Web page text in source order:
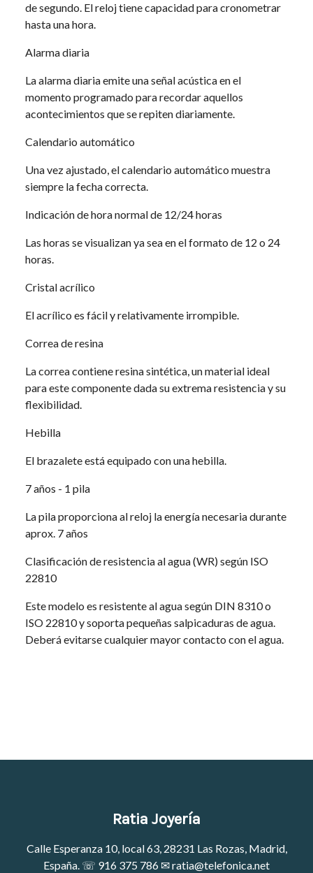
de segundo. El reloj tiene capacidad para cronometrar
hasta una hora.
Alarma diaria
La alarma diaria emite una señal acústica en el
momento programado para recordar aquellos
acontecimientos que se repiten diariamente.
Calendario automático
Una vez ajustado, el calendario automático muestra
siempre la fecha correcta.
Indicación de hora normal de 12/24 horas
Las horas se visualizan ya sea en el formato de 12 o 24
horas.
Cristal acrílico
El acrílico es fácil y relativamente irrompible.
Correa de resina
La correa contiene resina sintética, un material ideal
para este componente dada su extrema resistencia y su
flexibilidad.
Hebilla
El brazalete está equipado con una hebilla.
7 años - 1 pila
La pila proporciona al reloj la energía necesaria durante
aprox. 7 años
Clasificación de resistencia al agua (WR) según ISO
22810
Este modelo es resistente al agua según DIN 8310 o
ISO 22810 y soporta pequeñas salpicaduras de agua.
Deberá evitarse cualquier mayor contacto con el agua.
Ratia Joyería
Calle Esperanza 10, local 63, 28231 Las Rozas, Madrid,
España. ☏ 916 375 786 ✉ratia@telefonica.net